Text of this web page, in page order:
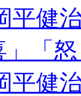
平健
「
平健